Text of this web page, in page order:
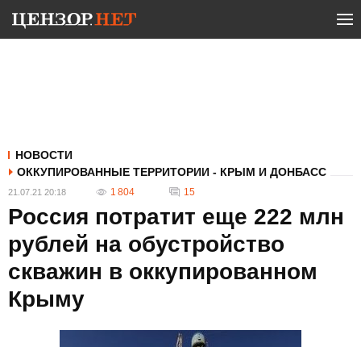
НОВОСТИ
ОККУПИРОВАННЫЕ ТЕРРИТОРИИ - КРЫМ И ДОНБАСС
21.07.21 20:18 1 804 15
Россия потратит еще 222 млн
рублей на обустройство
скважин в оккупированном
Крыму